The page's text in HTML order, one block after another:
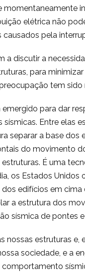
momentaneamente
elétrica não
pela
a discutir a
para
tem
para dar
sísmicas. Entre elas
separar a base
do movimento
É uma
os Estados Unidos
edifícios em
a estrutura dos
sísmica de pontes
nossas estruturas e,
sociedade, e a